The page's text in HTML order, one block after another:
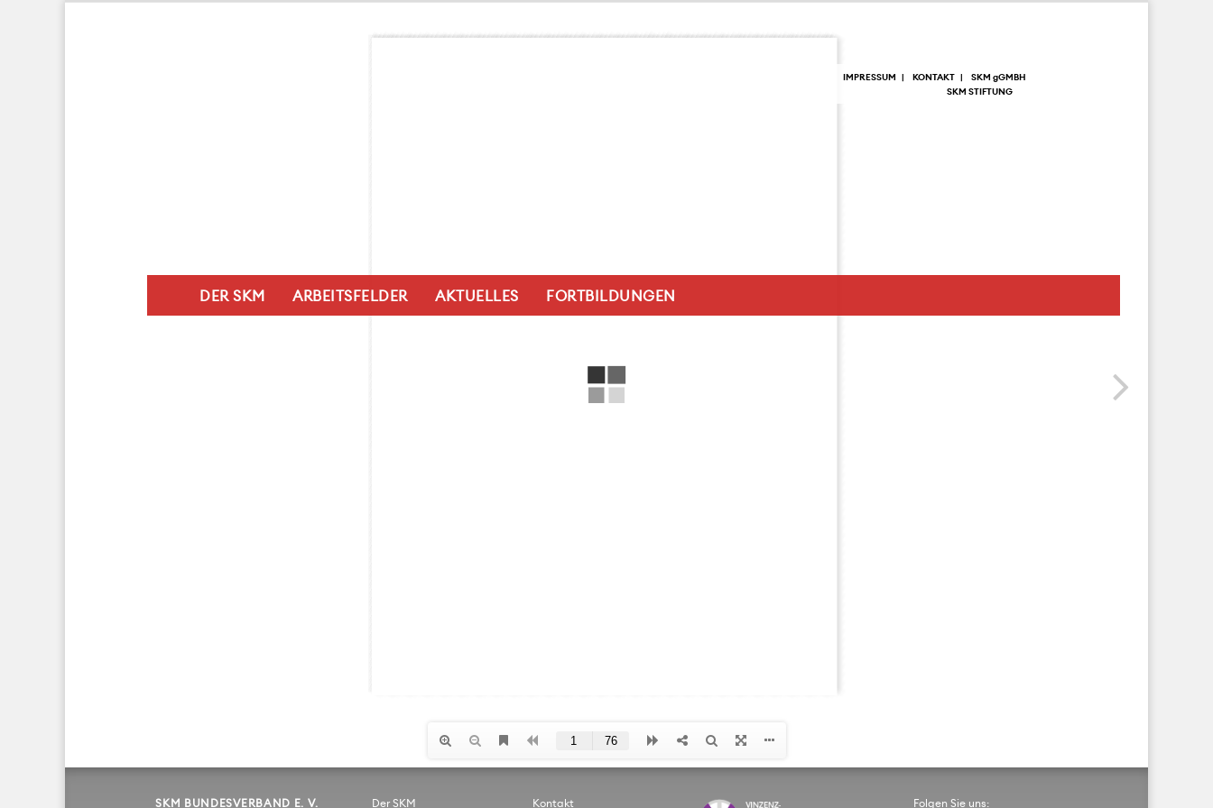
IMPRESSUM KONTAKT SKM gGMBH
SKM STIFTUNG
DER SKM ARBEITSFELDER AKTUELLES FORTBILDUNGEN
SKM BUNDESVERBAND E. V. Der SKM Kontakt Folgen Sie uns: